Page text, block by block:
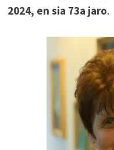
2024, en sia 73a jaro.